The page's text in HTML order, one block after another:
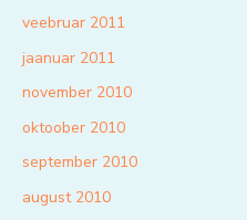
veebruar 2011
jaanuar 2011
november 2010
oktoober 2010
september 2010
august 2010